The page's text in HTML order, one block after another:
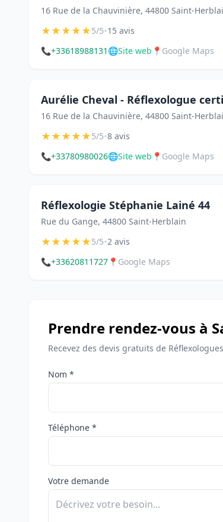
16 Rue de la Chauvinière, 44800 Saint-
★★★★★5/5•15 avis
📞+33618988131 🌐Site web 📍 Google Maps
Aurélie Cheval - Réflexologue
16 Rue de la Chauvinière, 44800 Saint-
★★★★★5/5•8 avis
📞+33780980026🌐Site web 📍 Google Maps
Réflexologie Stéphanie Lainé 44
Rue du Gange, 44800 Saint-Herblain
★★★★★5/5•2 avis
📞+33620811727 📍 Google Maps
Prendre rendez-vous à
Recevez des devis gratuits de
Nom *
Téléphone *
Votre demande